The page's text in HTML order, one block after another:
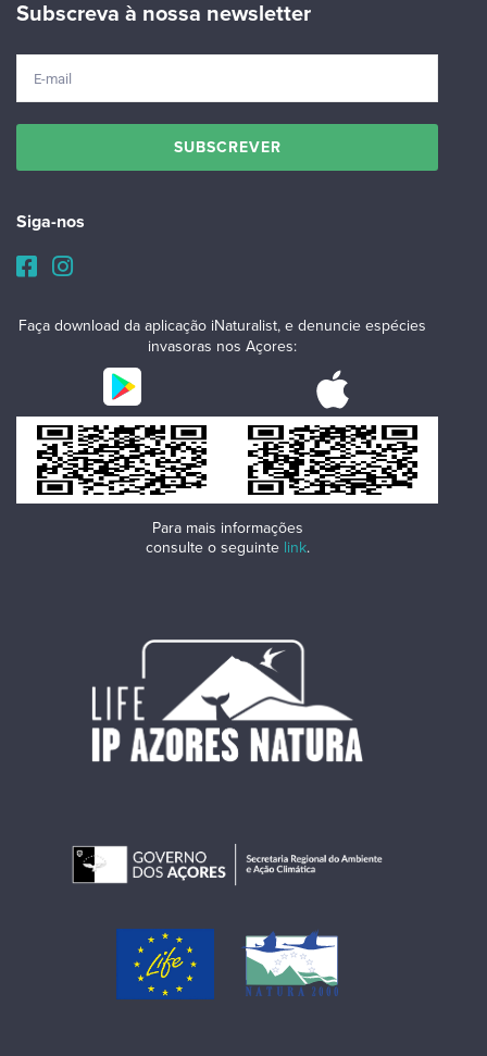
Subscreva à nossa newsletter
Siga-nos
Faça download da aplicação iNaturalist, e denuncie espécies
invasoras nos Açores:
Para mais informações
consulte o seguinte link.